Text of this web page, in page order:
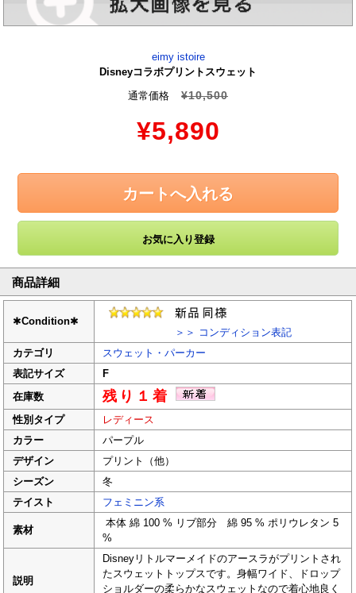
eimy istoire
Disneyコラボプリントスウェット
通常価格
¥10,500
¥5,890
カートへ入れる
商品詳細
✱Condition✱
＞＞ コンディション表記
カテゴリ
スウェット・パーカー
表記サイズ
F
在庫数
残り１着
性別タイプ
レディース
カラー
パープル
デザイン
プリント（他）
シーズン
冬
テイスト
フェミニン系
素材
本体 綿 100 % リブ部分 綿 95 % ポリウレタン 5
%
説明
Disneyリトルマーメイドのアースラがプリントされ
たスウェットトップスです。身幅ワイド、ドロップ
ショルダーの柔らかなスウェットなので着心地良く